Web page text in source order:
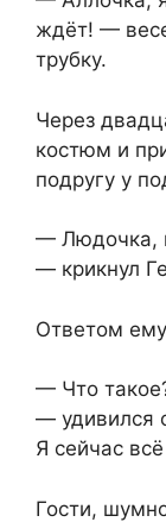
ждёт! —
трубку.
Через
костюм и
подругу у
— Людочка,
— крикнул
Ответом
— Что
— удивился
Я сейчас
Гости,